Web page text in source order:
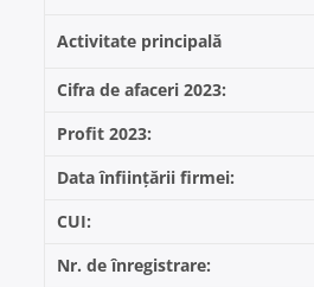
Activitate principală
Cifra de afaceri 2023:
Profit 2023:
Data înființării firmei:
CUI:
Nr. de înregistrare: